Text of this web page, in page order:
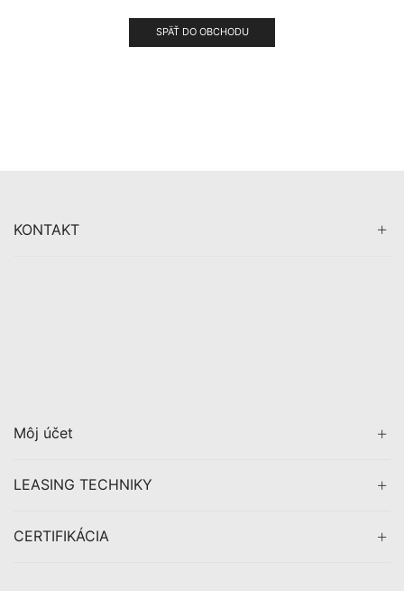
SPÄŤ DO OBCHODU
KONTAKT
Môj účet
LEASING TECHNIKY
CERTIFIKÁCIA